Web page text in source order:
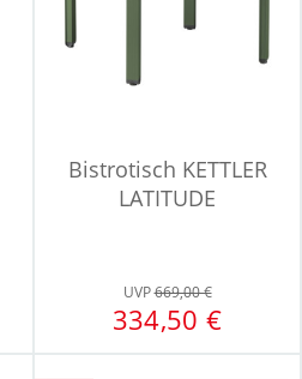
Bistrotisch KETTLER
LATITUDE
UVP669,00 €
334,50 €